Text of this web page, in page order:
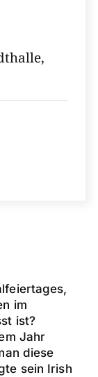
im
ist?
Jahr
diese
sein Irish